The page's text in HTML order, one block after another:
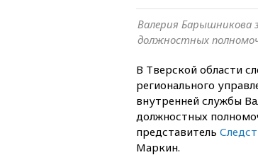
Валерия Барышникова
должностных
В Тверской области
регионального
внутренней службы
должностных
представитель
Маркин.